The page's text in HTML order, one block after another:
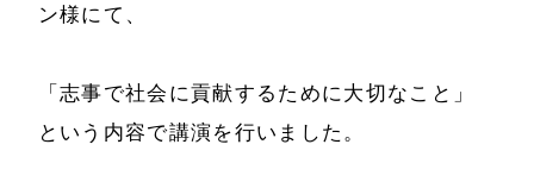
ン様にて、
「志事で社会に貢献するために大切なこと」
という内容で講演を行いました。